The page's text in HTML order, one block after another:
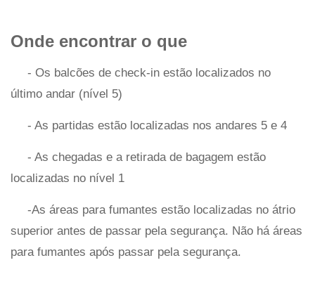
Onde encontrar o que
- Os balcões de check-in estão localizados no
último andar (nível 5)
- As partidas estão localizadas nos andares 5 e 4
- As chegadas e a retirada de bagagem estão
localizadas no nível 1
-As áreas para fumantes estão localizadas no átrio
superior antes de passar pela segurança. Não há áreas
para fumantes após passar pela segurança.